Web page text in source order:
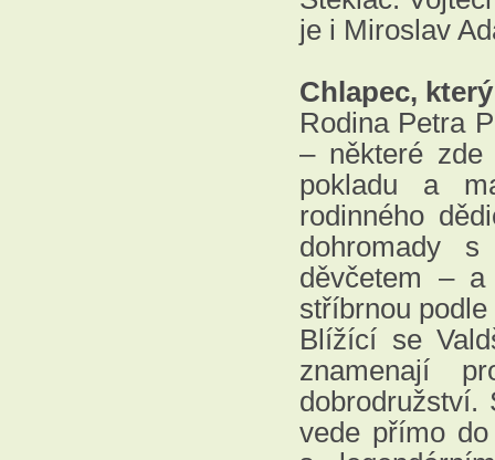
je i Miroslav
Chlapec,
Rodina Petra
– některé zde
pokladu a
rodinného
dohromady
děvčetem – a
stříbrnou
Blížící se
znamenají
dobrodružství.
vede přímo